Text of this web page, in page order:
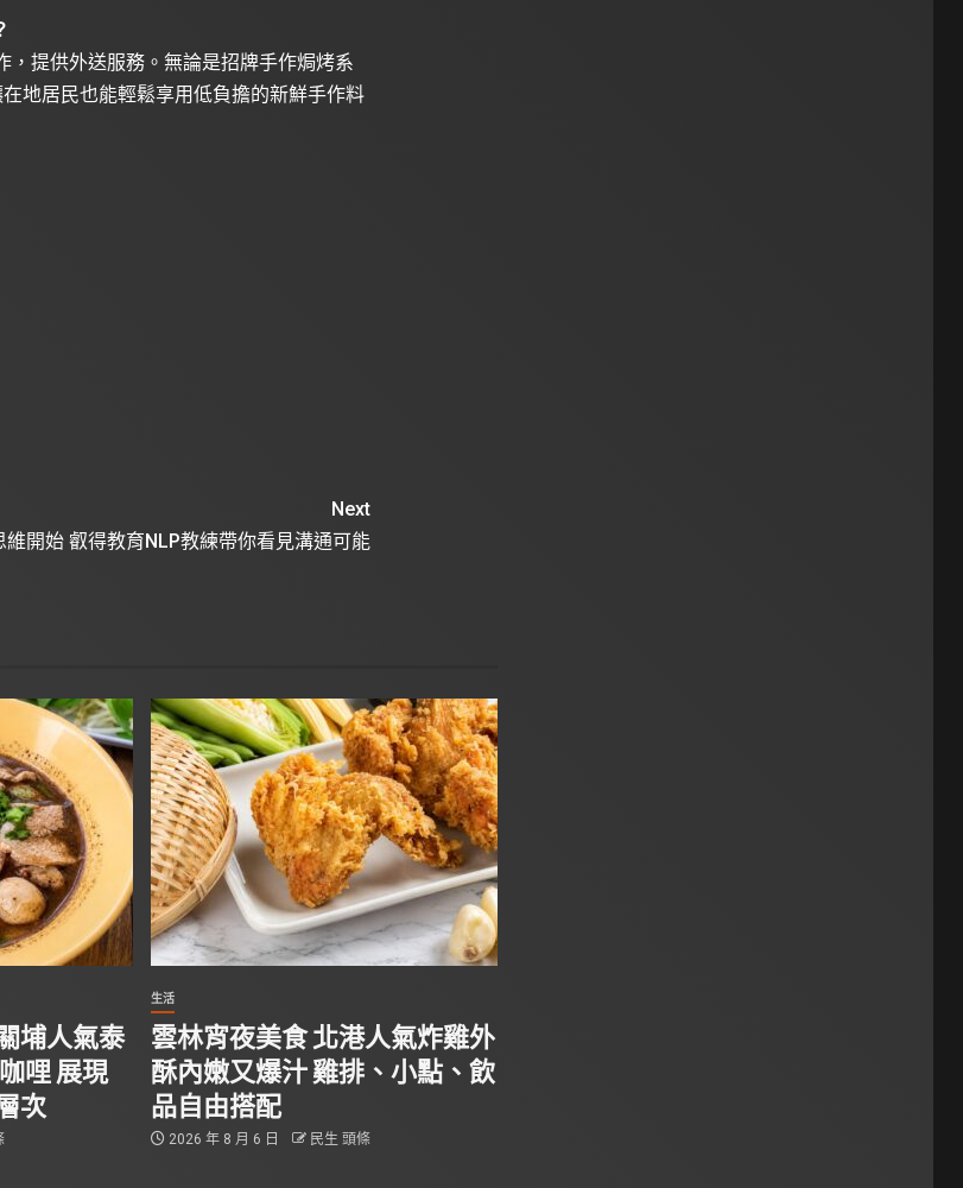
，提供外送服務。無論是招牌手作焗烤系
地居民也能輕鬆享用低負擔的新鮮手作料
Next
維開始 叡得教育NLP教練帶你看見溝通可能
埔人氣泰
哩 展現
次
生活
雲林宵夜美食 北港人氣炸雞外
酥內嫩又爆汁 雞排、小點、飲
品自由搭配
2026 年 8 月 6 日 民生 頭條